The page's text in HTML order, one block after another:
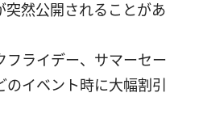
突然公開されることがあ
フライデー、サマーセー
イベント時に大幅割引